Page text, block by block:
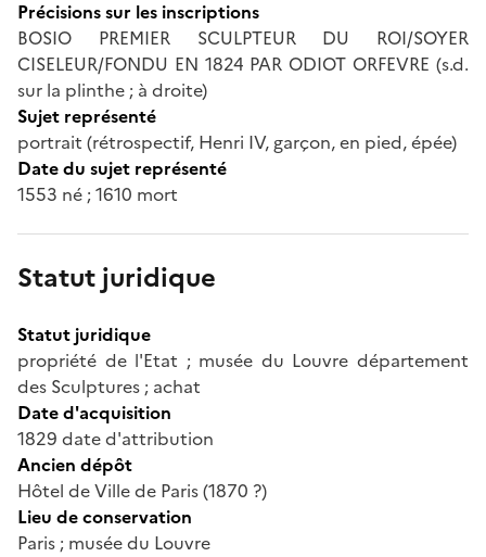
Précisions sur les inscriptions
BOSIO PREMIER SCULPTEUR DU ROI/SOYER
CISELEUR/FONDU EN 1824 PAR ODIOT ORFEVRE (s.d.
sur la plinthe ; à droite)
Sujet représenté
portrait (rétrospectif, Henri IV, garçon, en pied, épée)
Date du sujet représenté
1553 né ; 1610 mort
Statut juridique
Statut juridique
propriété de l'Etat ; musée du Louvre département
des Sculptures ; achat
Date d'acquisition
1829 date d'attribution
Ancien dépôt
Hôtel de Ville de Paris (1870 ?)
Lieu de conservation
Paris ; musée du Louvre